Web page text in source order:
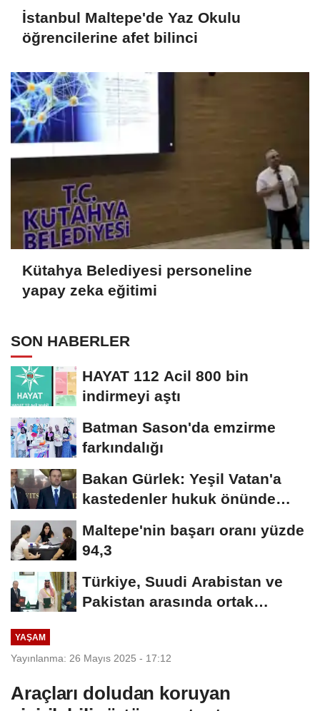
İstanbul Maltepe'de Yaz Okulu
öğrencilerine afet bilinci
Kütahya Belediyesi personeline
yapay zeka eğitimi
SON HABERLER
HAYAT 112 Acil 800 bin
indirmeyi aştı
Batman Sason'da emzirme
farkındalığı
Bakan Gürlek: Yeşil Vatan'a
kastedenler hukuk önünde
Maltepe'nin başarı oranı yüzde
94,3
Türkiye, Suudi Arabistan ve
Pakistan arasında ortak
YAŞAM
Yayınlanma: 26 Mayıs 2025 - 17:12
Araçları doludan koruyan